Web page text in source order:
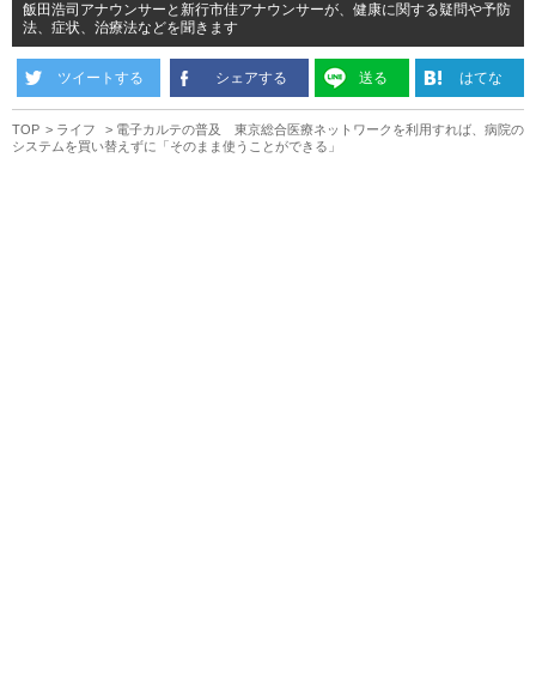
飯田浩司アナウンサーと新行市佳アナウンサーが、健康に関する疑問や予防
法、症状、治療法などを聞きます
ツイートする シェアする 送る はてな
TOP ライフ
電子カルテの普及 東京総合医療ネットワークを利用すれば、病院の
システムを買い替えずに「そのまま使うことができる」